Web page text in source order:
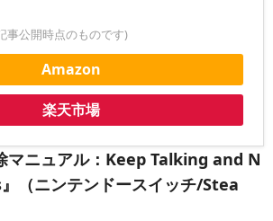
事公開時点のものです)
Amazon
楽天市場
マニュアル：Keep Talking and N
（ニンテンドースイッチ/Stea